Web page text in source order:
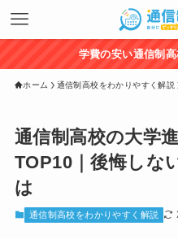
学費の安い通信制
ホーム 通信制高校をわかりやすく解説
通信制高校の大学
TOP10｜後悔しな
は
通信制高校をわかりやすく解説